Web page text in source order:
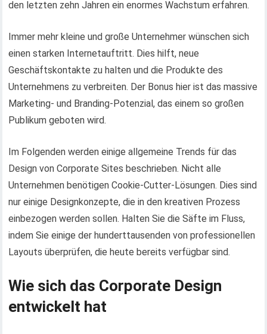
den letzten zehn Jahren ein enormes Wachstum erfahren.
Immer mehr kleine und große Unternehmer wünschen sich
einen starken Internetauftritt. Dies hilft, neue
Geschäftskontakte zu halten und die Produkte des
Unternehmens zu verbreiten. Der Bonus hier ist das massive
Marketing- und Branding-Potenzial, das einem so großen
Publikum geboten wird.
Im Folgenden werden einige allgemeine Trends für das
Design von Corporate Sites beschrieben. Nicht alle
Unternehmen benötigen Cookie-Cutter-Lösungen. Dies sind
nur einige Designkonzepte, die in den kreativen Prozess
einbezogen werden sollen. Halten Sie die Säfte im Fluss,
indem Sie einige der hunderttausenden von professionellen
Layouts überprüfen, die heute bereits verfügbar sind.
Wie sich das Corporate Design
entwickelt hat